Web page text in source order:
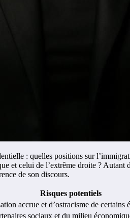
: quelles positions sur
celui de l’extrême droite ? Autant
de son discours.
Risques potentiels
accrue et d’ostracisme de certains
sociaux et du milieu